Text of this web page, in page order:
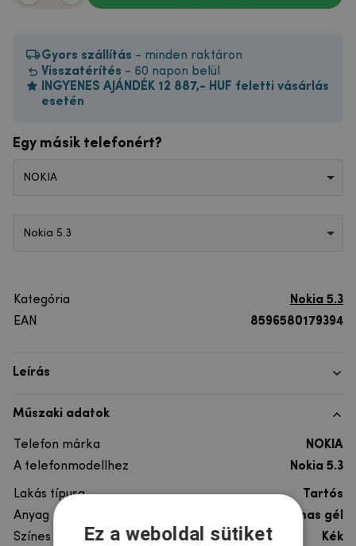
Gyors szállítás - minden raktáron
Visszatérítés - 60 napon belül
INGYENES AJÁNDÉK 12 887,- HUF feletti vásárlás
esetén
Egy másik telefonért?
NOKIA
Nokia 5.3
Kategória
Nokia 5.3
EAN
8596580179394
Leírás
Műszaki adatok
Telefon márka
NOKIA
A telefonmodellhez
Nokia 5.3
Lakás típusa
Tartós
Anyag
rugalmas gél
Színes
Kék
Ez a weboldal sütiket